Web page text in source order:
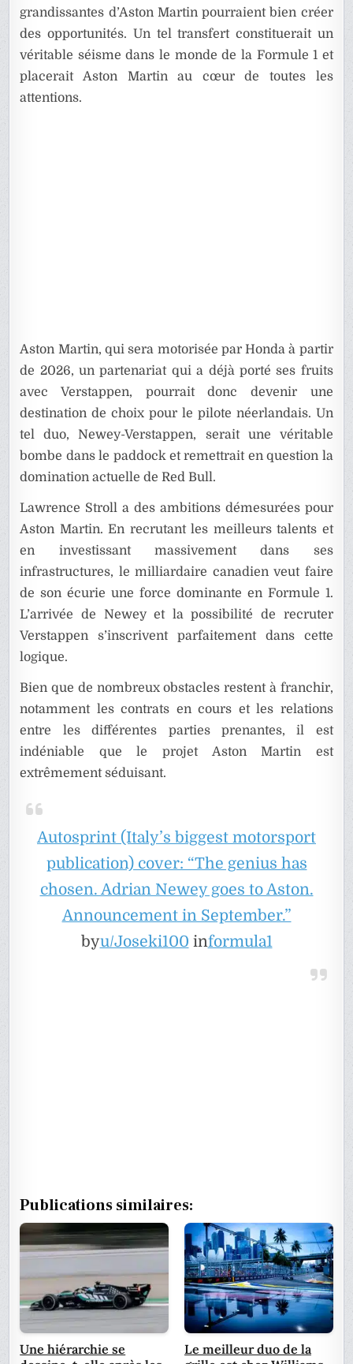
grandissantes d’Aston Martin pourraient bien créer
des opportunités. Un tel transfert constituerait un
véritable séisme dans le monde de la Formule 1 et
placerait Aston Martin au cœur de toutes les
attentions.
Aston Martin, qui sera motorisée par Honda à partir
de 2026, un partenariat qui a déjà porté ses fruits
avec Verstappen, pourrait donc devenir une
destination de choix pour le pilote néerlandais. Un
tel duo, Newey-Verstappen, serait une véritable
bombe dans le paddock et remettrait en question la
domination actuelle de Red Bull.
Lawrence Stroll a des ambitions démesurées pour
Aston Martin. En recrutant les meilleurs talents et
en investissant massivement dans ses
infrastructures, le milliardaire canadien veut faire
de son écurie une force dominante en Formule 1.
L’arrivée de Newey et la possibilité de recruter
Verstappen s’inscrivent parfaitement dans cette
logique.
Bien que de nombreux obstacles restent à franchir,
notamment les contrats en cours et les relations
entre les différentes parties prenantes, il est
indéniable que le projet Aston Martin est
extrêmement séduisant.
Autosprint (Italy’s biggest motorsport
publication) cover: “The genius has
chosen. Adrian Newey goes to Aston.
Announcement in September.”
byu/Joseki100 informula1
Publications similaires:
Une hiérarchie se
Le meilleur duo de la